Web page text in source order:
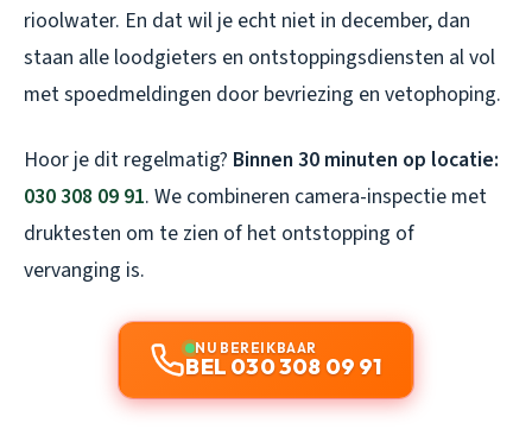
rioolwater. En dat wil je echt niet in december, dan
staan alle loodgieters en ontstoppingsdiensten al vol
met spoedmeldingen door bevriezing en vetophoping.
Hoor je dit regelmatig? Binnen 30 minuten op locatie:
030 308 09 91. We combineren camera-inspectie met
druktesten om te zien of het ontstopping of
vervanging is.
NU BEREIKBAAR
BEL 030 308 09 91